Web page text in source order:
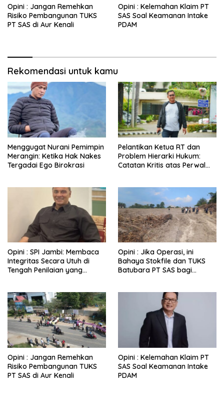
Opini : Jangan Remehkan
Risiko Pembangunan TUKS
PT SAS di Aur Kenali
Opini : Kelemahan Klaim PT
SAS Soal Keamanan Intake
PDAM
Rekomendasi untuk kamu
Menggugat Nurani Pemimpin
Merangin: Ketika Hak Nakes
Tergadai Ego Birokrasi
Pelantikan Ketua RT dan
Problem Hierarki Hukum:
Catatan Kritis atas Perwal
Opini : SPI Jambi: Membaca
Integritas Secara Utuh di
Tengah Penilaian yang
Opini : Jika Operasi, ini
Bahaya Stokfile dan TUKS
Batubara PT SAS bagi
Opini : Jangan Remehkan
Risiko Pembangunan TUKS
PT SAS di Aur Kenali
Opini : Kelemahan Klaim PT
SAS Soal Keamanan Intake
PDAM